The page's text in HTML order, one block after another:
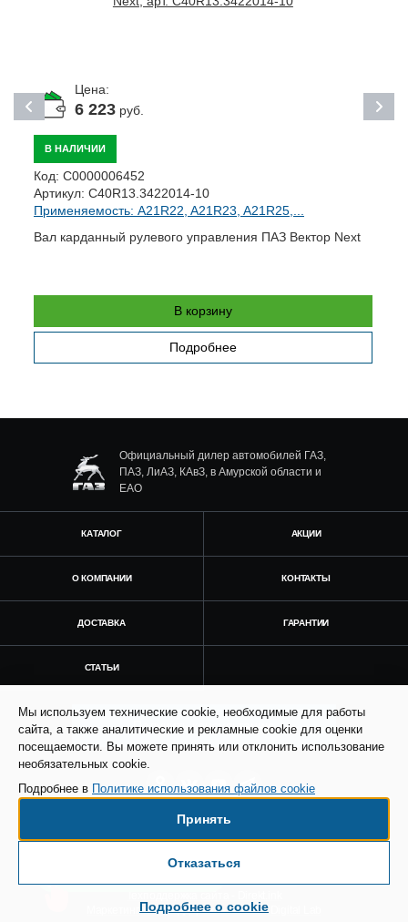
Цена:
6 223руб.
В НАЛИЧИИ
Код: С0000006452
Артикул: С40R13.3422014-10
Применяемость: A21R22, A21R23, A21R25,...
Вал карданный рулевого управления ПАЗ Вектор Next
В корзину
Подробнее
Официальный дилер автомобилей ГАЗ,
ПАЗ, ЛиАЗ, КАвЗ, в Амурской области и
ЕАО
КАТАЛОГ АКЦИИ
О КОМПАНИИ КОНТАКТЫ
ДОСТАВКА ГАРАНТИИ
СТАТЬИ
Получить консультацию
© Все права защищены. Информация сайта
SEO продвижение сайта - Result Plus
Маркетинговая поддержка - AdCreat Digital Lab
Мы используем технические cookie, необходимые для работы
сайта, а также аналитические и рекламные cookie для оценки
посещаемости. Вы можете принять или отклонить использование
необязательных cookie.
Подробнее в Политике использования файлов cookie
Принять
Отказаться
Подробнее о cookie